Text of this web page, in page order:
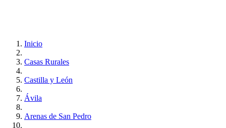
Inicio
Casas Rurales
Castilla y León
Ávila
Arenas de San Pedro